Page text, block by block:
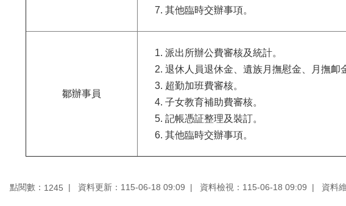
其他臨時交辦事項。
鄒辦事員
派出所辦公費審核及統計。
退休人員退休金、遺族月撫慰金、月撫卹
超勤加班費審核。
子女教育補助費審核。
記帳憑証整理及裝訂。
其他臨時交辦事項。
點閱數： 1245 資料更新：115-06-18 09:09 資料檢視：115-06-18 09:09 資料